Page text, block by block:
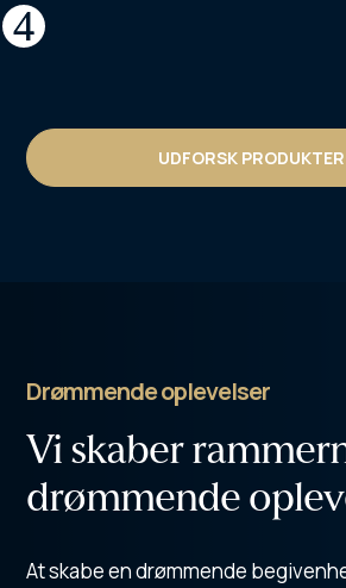
UDFORSK PRODUKTER
Drømmende oplevelser
Vi skaber
drømmende
At skabe en drømmende